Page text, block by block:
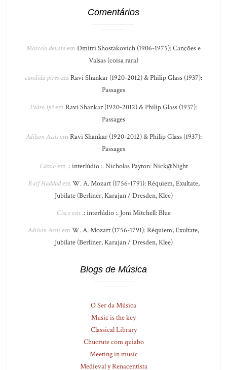
Comentários
Marcelo devotoem Dmitri Shostakovich (1906-1975): Canções e
Valsas (coisa rara)
candida piresem Ravi Shankar (1920-2012) & Philip Glass (1937):
Passages
Pedro Ipêem Ravi Shankar (1920-2012) & Philip Glass (1937):
Passages
Adilson Assisem Ravi Shankar (1920-2012) & Philip Glass (1937):
Passages
Cássioem .: interlúdio :. Nicholas Payton: Nick@Night
Raif Haddadem W. A. Mozart (1756-1791): Réquiem, Exultate,
Jubilate (Berliner, Karajan / Dresden, Klee)
Ciscoem .: interlúdio :. Joni Mitchell: Blue
Adilson Assisem W. A. Mozart (1756-1791): Réquiem, Exultate,
Jubilate (Berliner, Karajan / Dresden, Klee)
Blogs de Música
O Ser da Música
Music is the key
Classical Library
Chucrute com quiabo
Meeting in music
Medieval y Renacentista